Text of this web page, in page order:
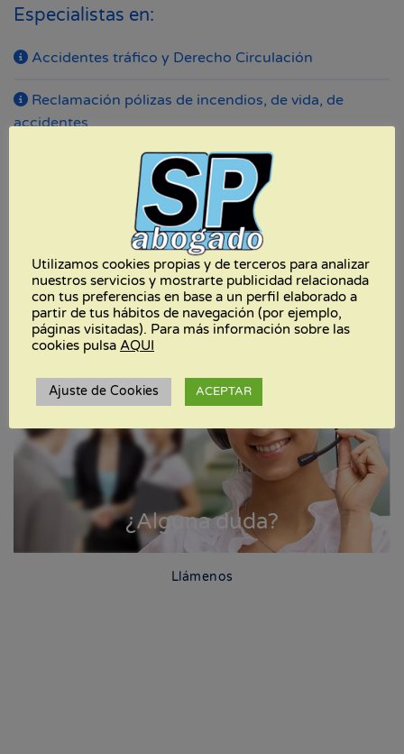
Especialistas en:
Accidentes tráfico y Derecho Circulación
Reclamación pólizas de incendios, de vida, de
accidentes
Responsabilidad civil profesional
Separaciones y divorcios
Testamentos y herencias
Derecho bancario, cláusulas suelo y gastos
¿Alguna duda?
Llámenos
Utilizamos cookies propias y de terceros para analizar
nuestros servicios y mostrarte publicidad relacionada
con tus preferencias en base a un perfil elaborado a
partir de tus hábitos de navegación (por ejemplo,
páginas visitadas). Para más información sobre las
cookies pulsa AQUI
Ajuste de Cookies ACEPTAR